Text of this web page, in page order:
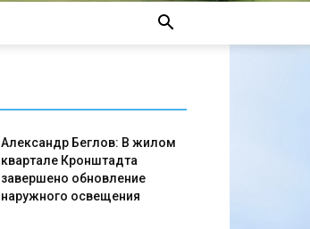
Александр Беглов: В жилом
квартале Кронштадта
завершено обновление
наружного освещения